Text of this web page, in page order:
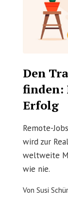
Den
finden:
Erfolg
Remote-
wird zur
weltweite
wie nie.
VonSusi